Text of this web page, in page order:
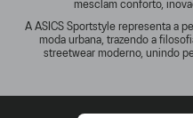
mesclam conforto,
A ASICS Sportstyle representa a
moda urbana, trazendo a
streetwear moderno, unindo